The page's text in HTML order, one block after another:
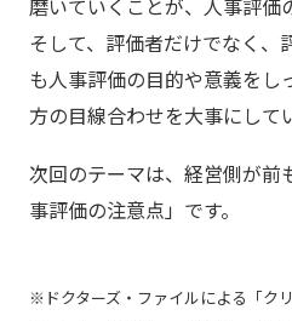
磨いていくことが、人事評価
そして、評価者だけでなく、
も人事評価の目的や意義をし
方の目線合わせを大事にして
次回のテーマは、経営側が前
事評価の注意点」です。
※ドクターズ・ファイルによる「ク